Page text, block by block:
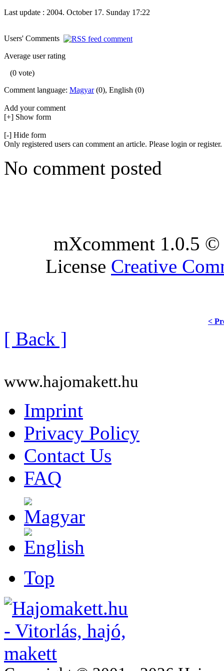
Last update : 2004. October 17. Sunday 17:22
Users' Comments
Average user rating
(0 vote)
Comment language: Magyar(0), English (0)
Add your comment
[+] Show form
[-] Hide form
Only registered users can comment an article. Please login or register.
No comment posted
mXcomment 1.0.5
License Creative
<
[ Back ]
www.hajomakett.hu
Imprint
Privacy Policy
Contact Us
FAQ
Top